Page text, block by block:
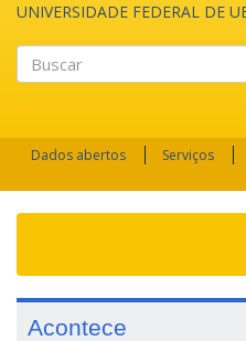
UNIVERSIDADE FEDERAL DE
Dados abertos Serviços
Acontece